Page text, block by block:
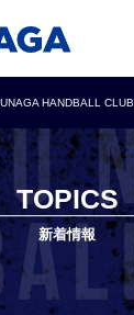
HANDBALL CLUB
TOPICS
新着情報